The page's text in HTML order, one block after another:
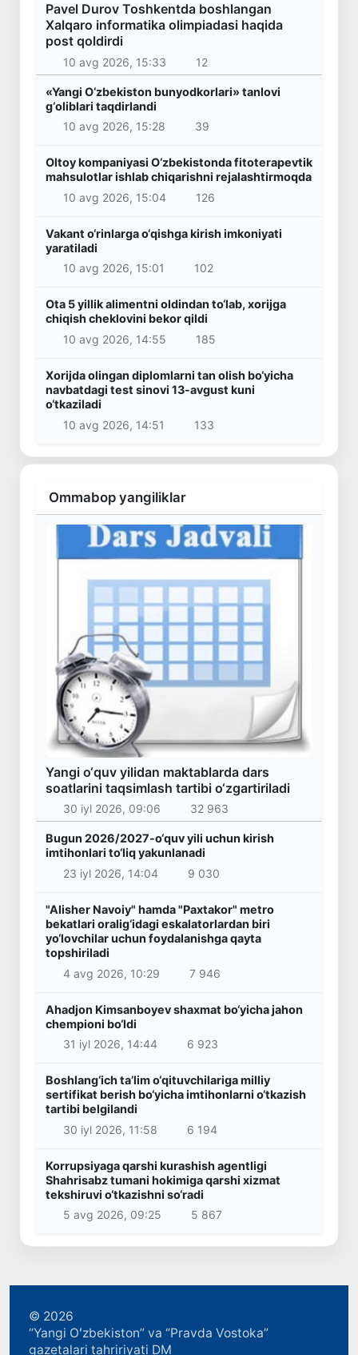
Pavel Durov Toshkentda boshlangan
Xalqaro informatika olimpiadasi haqida
post qoldirdi
10 avg 2026, 15:33 12
«Yangi O‘zbekiston bunyodkorlari» tanlovi
g‘oliblari taqdirlandi
10 avg 2026, 15:28
39
Oltoy kompaniyasi O‘zbekistonda fitoterapevtik
mahsulotlar ishlab chiqarishni rejalashtirmoqda
10 avg 2026, 15:04
126
Vakant o‘rinlarga o‘qishga kirish imkoniyati
yaratiladi
10 avg 2026, 15:01
102
Ota 5 yillik alimentni oldindan to‘lab, xorijga
chiqish cheklovini bekor qildi
10 avg 2026, 14:55
185
Xorijda olingan diplomlarni tan olish bo‘yicha
navbatdagi test sinovi 13-avgust kuni
o‘tkaziladi
10 avg 2026, 14:51
133
Ommabop yangiliklar
Yangi o‘quv yilidan maktablarda dars
soatlarini taqsimlash tartibi o‘zgartiriladi
30 iyl 2026, 09:06 32 963
Bugun 2026/2027-o‘quv yili uchun kirish
imtihonlari to‘liq yakunlanadi
23 iyl 2026, 14:04
9 030
"Alisher Navoiy" hamda "Paxtakor" metro
bekatlari oralig‘idagi eskalatorlardan biri
yo‘lovchilar uchun foydalanishga qayta
topshiriladi
4 avg 2026, 10:29
7 946
Ahadjon Kimsanboyev shaxmat bo‘yicha jahon
chempioni bo‘ldi
31 iyl 2026, 14:44
6 923
Boshlang‘ich ta’lim o‘qituvchilariga milliy
sertifikat berish bo‘yicha imtihonlarni o‘tkazish
tartibi belgilandi
30 iyl 2026, 11:58
6 194
Korrupsiyaga qarshi kurashish agentligi
Shahrisabz tumani hokimiga qarshi xizmat
tekshiruvi o‘tkazishni so‘radi
5 avg 2026, 09:25
5 867
© 2026
“Yangi Oʻzbekiston” va “Pravda Vostoka”
gazetalari tahririyati DM